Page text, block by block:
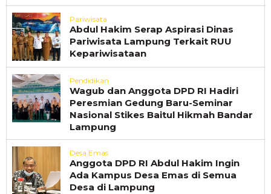
Pariwisata
Abdul Hakim Serap Aspirasi Dinas
Pariwisata Lampung Terkait RUU
Kepariwisataan
Pendidikan
Wagub dan Anggota DPD RI Hadiri
Peresmian Gedung Baru-Seminar
Nasional Stikes Baitul Hikmah Bandar
Lampung
Desa Emas
Anggota DPD RI Abdul Hakim Ingin
Ada Kampus Desa Emas di Semua
Desa di Lampung